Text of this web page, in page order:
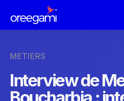
METIERS
Interview de